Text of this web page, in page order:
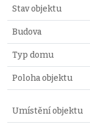
Stav objektu
Budova
Typ domu
Poloha objektu
Umístění objektu